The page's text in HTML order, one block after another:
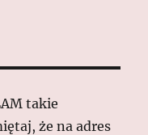
takie
że na adres